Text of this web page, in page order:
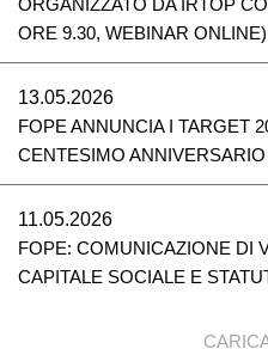
ORE 9.30, WEBINAR ONLINE)
13.05.2026
FOPE ANNUNCIA I TARGET
CENTESIMO
11.05.2026
FOPE: COMUNICAZIONE DI
CAPITALE SOCIALE E